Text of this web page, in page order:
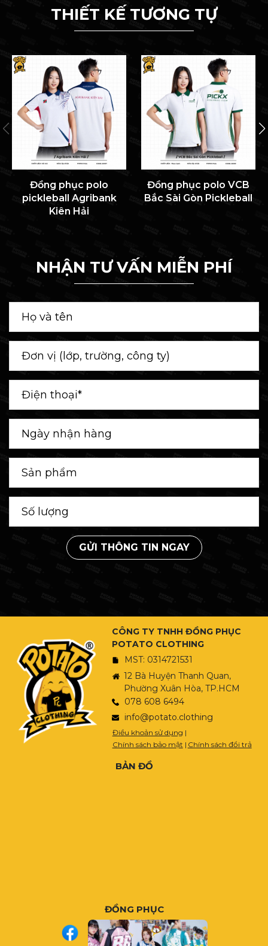
THIẾT KẾ TƯƠNG TỰ
Đồng phục polo
pickleball Agribank
Kiên Hải
Đồng phục polo VCB
Bắc Sài Gòn Pickleball
NHẬN TƯ VẤN MIỄN PHÍ
GỬI THÔNG TIN NGAY
CÔNG TY TNHH ĐỒNG PHỤC
POTATO CLOTHING
MST: 0314721531
12 Bà Huyện Thanh Quan,
Phường Xuân Hòa, TP.HCM
078 608 6494
info@potato.clothing
Điều khoản sử dụng |
Chính sách bảo mật | Chính sách đổi trả
BẢN ĐỒ
ĐỒNG PHỤC